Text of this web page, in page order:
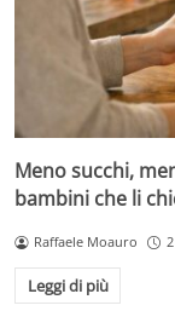
Meno succhi,
bambini che li
Raffaele Moauro
Leggi di più